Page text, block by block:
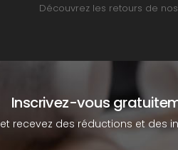
Découvrez les retours de
Inscrivez-vous
et recevez des réductions et des